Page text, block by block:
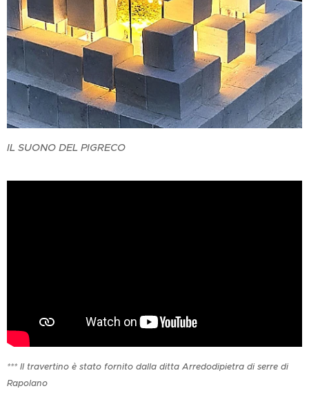
IL SUONO DEL PIGRECO
*** Il travertino è stato fornito dalla ditta Arredodipietra di serre di
Rapolano